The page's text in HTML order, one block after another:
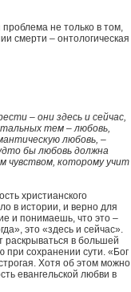
не только в том,
смерти – онтологическая
– они здесь и сейчас,
тем – любовь,
любовь, –
бы любовь должна
чувством, которому учит
христианского
в истории, и верно для
и понимаешь, что это –
это «здесь и сейчас».
раскрываться в большей
при сохранении сути. «Бог
Хотя об этом можно
евангельской любви в